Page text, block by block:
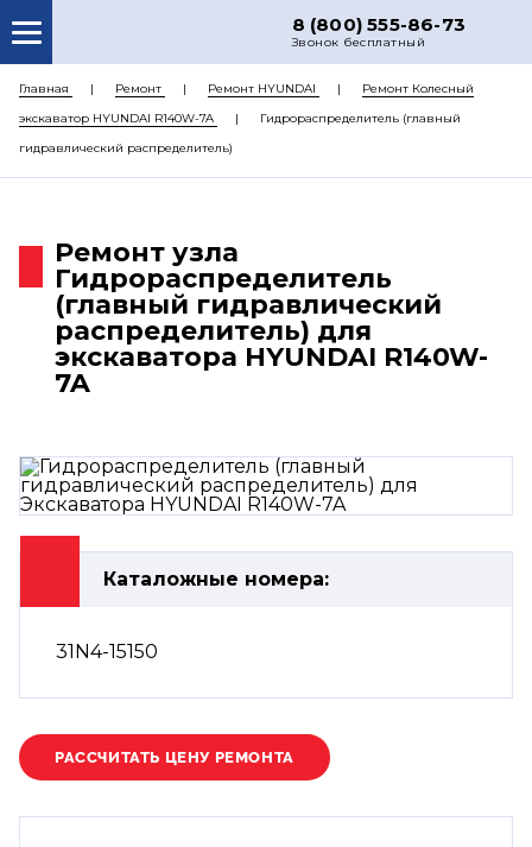
8 (800) 555-86-73
Звонок бесплатный
О НАС
КАТАЛОГ ЗАПЧАСТЕЙ
РЕМОНТ
КОНТАКТЫ
Главная Ремонт Ремонт HYUNDAI
Ремонт Колесный
экскаватор HYUNDAI R140W-7A
Гидрораспределитель (главный
гидравлический распределитель)
Ремонт узла
Гидрораспределитель
(главный гидравлический
распределитель) для
экскаватора HYUNDAI R140W-
7A
Каталожные номера:
31N4-15150